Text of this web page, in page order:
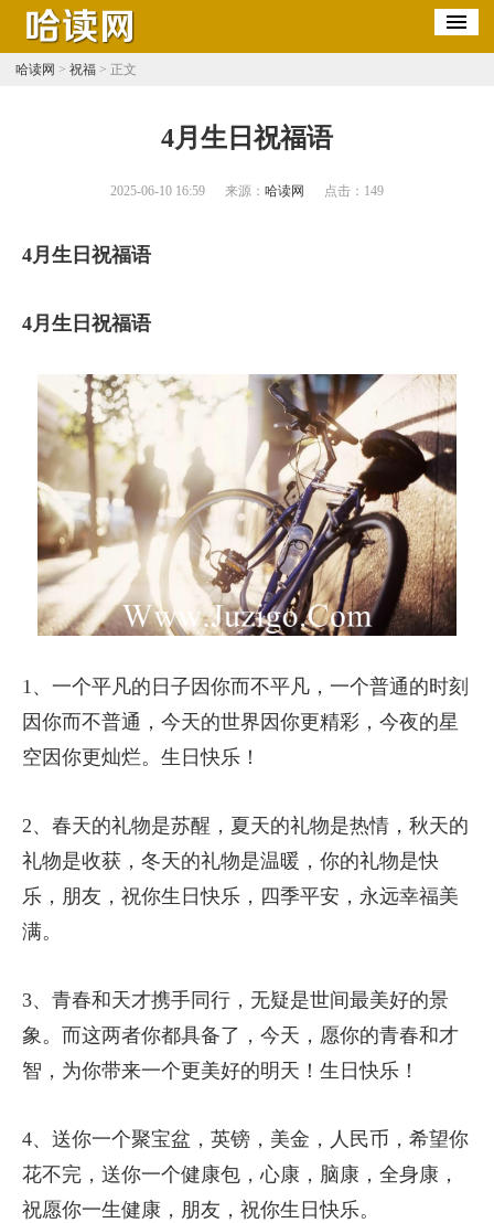
哈读网 > 祝福> 正文
​4月生日祝福语
2025-06-10 16:59 来源： 哈读网 点击： 149
4月生日祝福语
4月生日祝福语
1、一个平凡的日子因你而不平凡，一个普通的时刻
因你而不普通，今天的世界因你更精彩，今夜的星
空因你更灿烂。生日快乐！
2、春天的礼物是苏醒，夏天的礼物是热情，秋天的
礼物是收获，冬天的礼物是温暖，你的礼物是快
乐，朋友，祝你生日快乐，四季平安，永远幸福美
满。
3、青春和天才携手同行，无疑是世间最美好的景
象。而这两者你都具备了，今天，愿你的青春和才
智，为你带来一个更美好的明天！生日快乐！
4、送你一个聚宝盆，英镑，美金，人民币，希望你
花不完，送你一个健康包，心康，脑康，全身康，
祝愿你一生健康，朋友，祝你生日快乐。